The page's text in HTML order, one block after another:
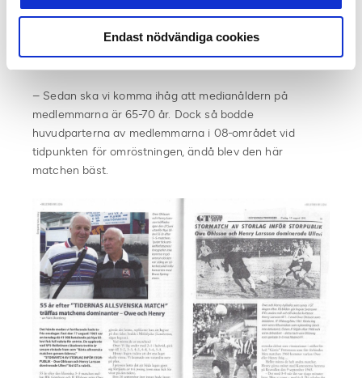
Endast nödvändiga cookies
där som 15-åring och skrev just den här kommentaren i
programbladet ”Jättebra match!!”. Jag har givetvis
programbladet kvar, säger Tommy Wahlsten.
– Sedan ska vi komma ihåg att medianåldern på
medlemmarna är 65-70 år. Dock så bodde
huvudparterna av medlemmarna i 08-området vid
tidpunkten för omröstningen, ändå blev den här
matchen bäst.